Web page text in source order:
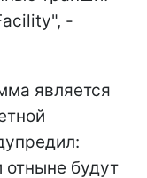
-
является
будут